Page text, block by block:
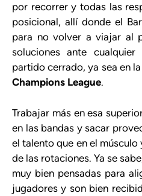
por recorrer y todas las
posicional, allí donde el
para no volver a viajar al
soluciones ante
partido cerrado, ya sea en la
Champions League.
Trabajar más en esa
en las bandas y sacar
el talento que en el
de las rotaciones. Ya se
muy bien pensadas para
jugadores y son bien